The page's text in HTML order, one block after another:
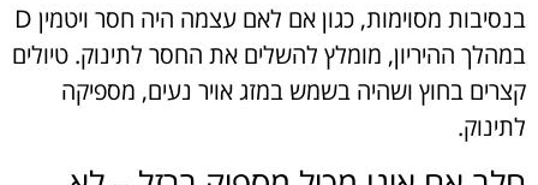
בנסיבות מסוימות, כגון אם לאם עצמה היה חסר ויטמין D
במהלך ההיריון, מומלץ להשלים את החסר לתינוק. טיולים
קצרים בחוץ ושהיה בשמש במזג אויר נעים, מספיקה
לתינוק.